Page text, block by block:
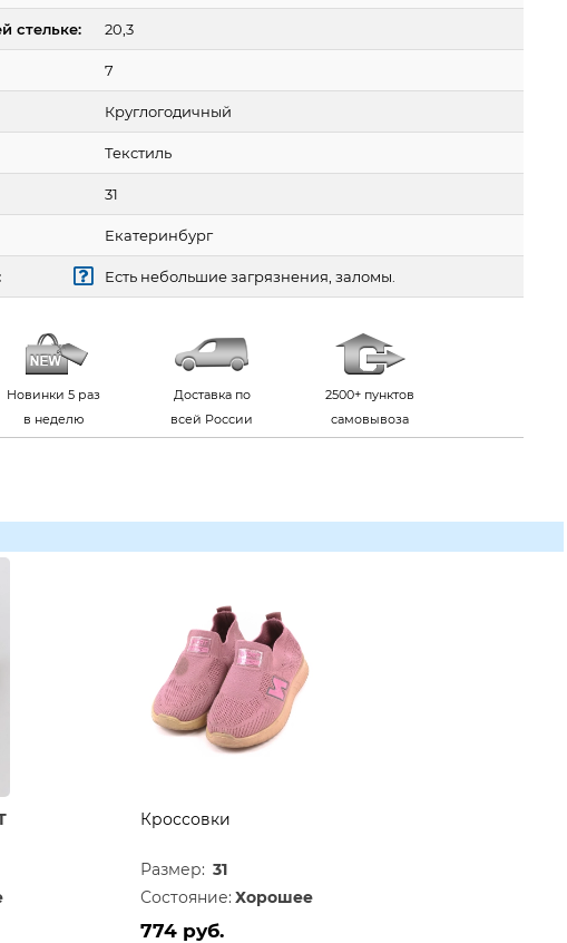
стельке: 20,3
7
Круглогодичный
Текстиль
31
Екатеринбург
Есть небольшие загрязнения, заломы.
Новинки 5 раз
в неделю
Доставка по
всей России
2500+ пунктов
самовывоза
Кроссовки
Размер: 31
Состояние: Хорошее
774 руб.